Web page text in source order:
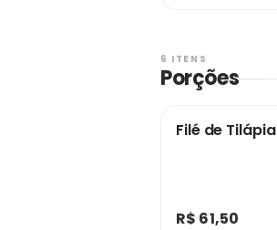
6 ITENS
Porções
Filé de Tilápia
R$ 61,50